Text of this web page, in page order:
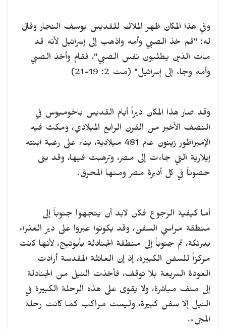
وفي هذا المكان ظهر الملاك للقديس يوسف النجار وقال
له: "قم خذ الصبي وأمه واذهب إلى إسرائيل لأنه قد
مات الذين يطلبون نفس الصبي"، فقام وأخذ الصبي
وأمه وجاء إلى إسرائيل" (مت 2: 19-21)
وقد صار هذا المكان ديراً أيام القديس باخوميوس في
النصف الأخير من القرن الرابع الميلادي، ومكث فيه
الإمبراطور زينون عام 481 ميلادية، بناء على رغبة ابنته
إيلارية التي جاءت إلى مصر، وترهبت فيها، وقد بنى
حصوناً في كل أديرة مصر ومنها المحرق.
أما كيفية الرجوع فكان لابد أن يتجهوا جنوباً إلى
منطقة مراسي السفن، وقد يكونوا عبروا على دير العذراء
بدرنكة، ثم جنوباً إلى منطقة الجنادلة بأبوتيج، لأنها كانت
مركزاً للسفن الكبيرة، إذ إن العائلة المقدسة أرادت
العودة السريعة بلا توقف، فأخذت النيل من الجنادلة
إلى منف مباشرة، ولا يقوى على هذه الرحلة الكبيرة في
النيل إلا سفن كبيرة، وليست مراكب كما كانت رحلة
المجىء.